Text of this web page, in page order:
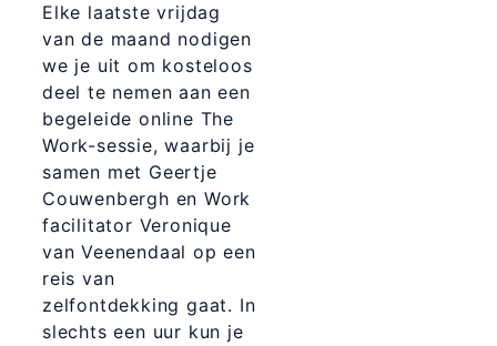
Elke laatste vrijdag
van de maand nodigen
we je uit om kosteloos
deel te nemen aan een
begeleide online The
Work-sessie, waarbij je
samen met Geertje
Couwenbergh en Work
facilitator Veronique
van Veenendaal op een
reis van
zelfontdekking gaat. In
slechts een uur kun je